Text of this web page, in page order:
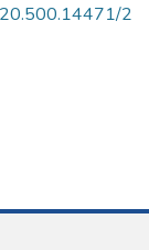
20.500.14471/2